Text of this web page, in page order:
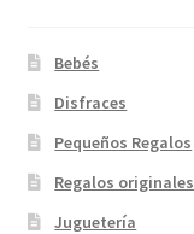
Bebés
Disfraces
Pequeños Regalos
Regalos originales
Juguetería